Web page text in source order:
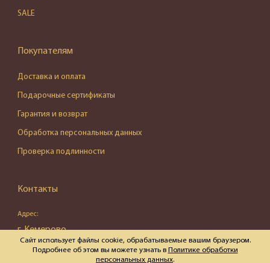
SALE
Покупателям
Доставка и оплата
Подарочные сертификаты
Гарантия и возврат
Обработка персональных данных
Проверка подлинности
Контакты
Адрес:
г. Кемерово,
ул. Весенняя, д. 16, пом. 87
Сайт использует файлы cookie, обрабатываемые вашим браузером.
Подробнее об этом вы можете узнать в Политике обработки
персональных данных.